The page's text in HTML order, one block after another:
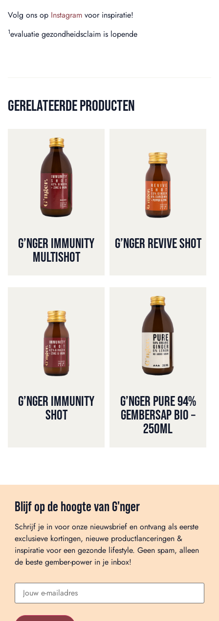
Volg ons op Instagram voor inspiratie!
1evaluatie gezondheidsclaim is lopende
GERELATEERDE PRODUCTEN
G’NGER IMMUNITY
MULTISHOT
G’NGER REVIVE SHOT
G’NGER IMMUNITY
SHOT
G’NGER PURE 94%
GEMBERSAP BIO –
250ML
Blijf op de hoogte van G'nger
Schrijf je in voor onze nieuwsbrief en ontvang als eerste
exclusieve kortingen, nieuwe productlanceringen &
inspiratie voor een gezonde lifestyle. Geen spam, alleen
de beste gember-power in je inbox!